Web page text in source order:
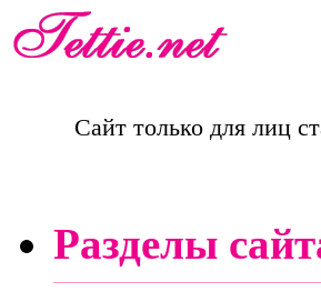
Сайт только для лиц
Разделы